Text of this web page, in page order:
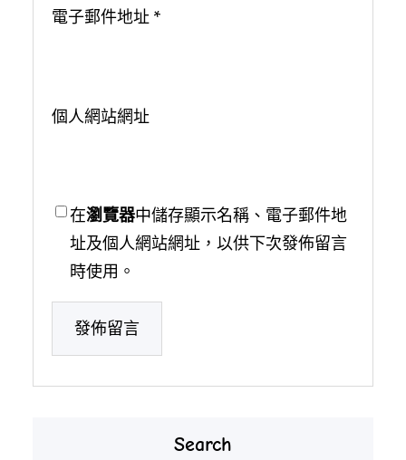
電子郵件地址 *
個人網站網址
在瀏覽器中儲存顯示名稱、電子郵件地
址及個人網站網址，以供下次發佈留言
時使用。
Search